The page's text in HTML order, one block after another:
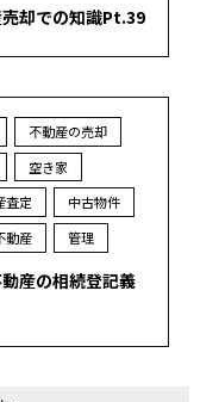
却での知識Pt.39
不動産の売却
空き家
査定
中古物件
動産
管理
産の相続登記義